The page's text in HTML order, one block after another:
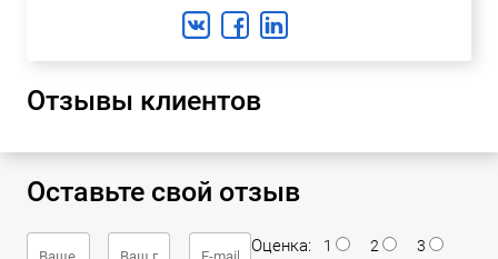
Отзывы клиентов
Оставьте свой отзыв
Оценка: 1 2
3